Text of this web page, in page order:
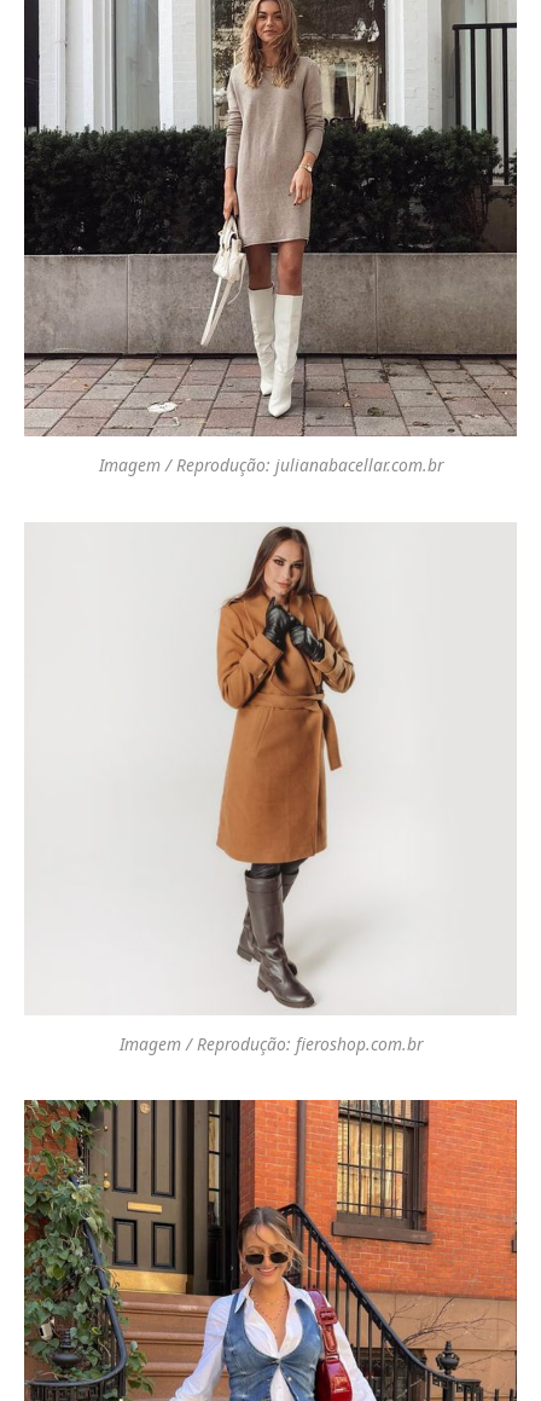
Imagem / Reprodução: julianabacellar.com.br
Imagem / Reprodução: fieroshop.com.br